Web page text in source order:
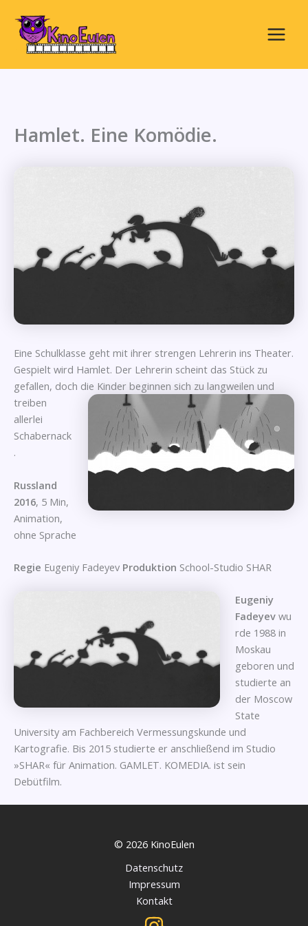
Inhalt
springen
Main
Menu
Hamlet. Eine Komödie.
Eine Schulklasse geht mit ihrer strengen Lehrerin ins Theater.
Gespielt wird Hamlet. Der Lehrerin scheint das Stück zu
gefallen, doch die Kinder beginnen sich zu langweilen und
treiben
allerlei
Schabernack
.
Russland
2016, 5 Min,
Animation,
ohne Sprache
Regie Eugeniy Fadeyev Produktion School-Studio SHAR
Eugeniy
Fadeyev wu
rde 1988 in
Moskau
geboren und
studierte an
der Moscow
State
University am Fachbereich Vermessungskunde und
Kartografie. Bis 2015 studierte er anschließend im Studio
»SHAR« für Animation. GAMLET. KOMEDIA. ist sein
Debütfilm.
© 2026 KinoEulen
Datenschutz
Impressum
Kontakt